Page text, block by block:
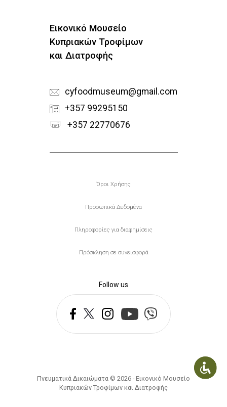
Εικονικό Μουσείο
Κυπριακών Τροφίμων
και Διατροφής
cyfoodmuseum@gmail.com
+357 99295150
+357 22770676
Υποσέλιδο
Όροι Χρήσης
Προσωπικά Δεδομένα
Πληροφορίες για διαφημίσεις
Πρόσκληση σε συνεισφορά
Follow us
Πνευματικά Δικαιώματα © 2026 - Εικονικό Μουσείο
Κυπριακών Τροφίμων και Διατροφής